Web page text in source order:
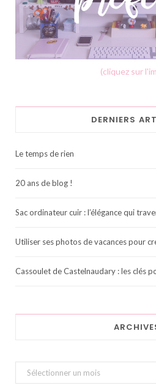
(cliquez sur
DERNIERS
Le temps de rien
20 ans de blog !
Sac ordinateur cuir : l’élégance qui
Utiliser ses photos de vacances pour
Cassoulet de Castelnaudary : les clés
Archives